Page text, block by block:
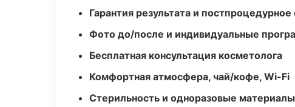
Гарантия результата и
Фото до/после и индивидуальные
Бесплатная консультация косметолога
Комфортная атмосфера, чай/кофе, Wi-Fi
Стерильность и одноразовые материалы